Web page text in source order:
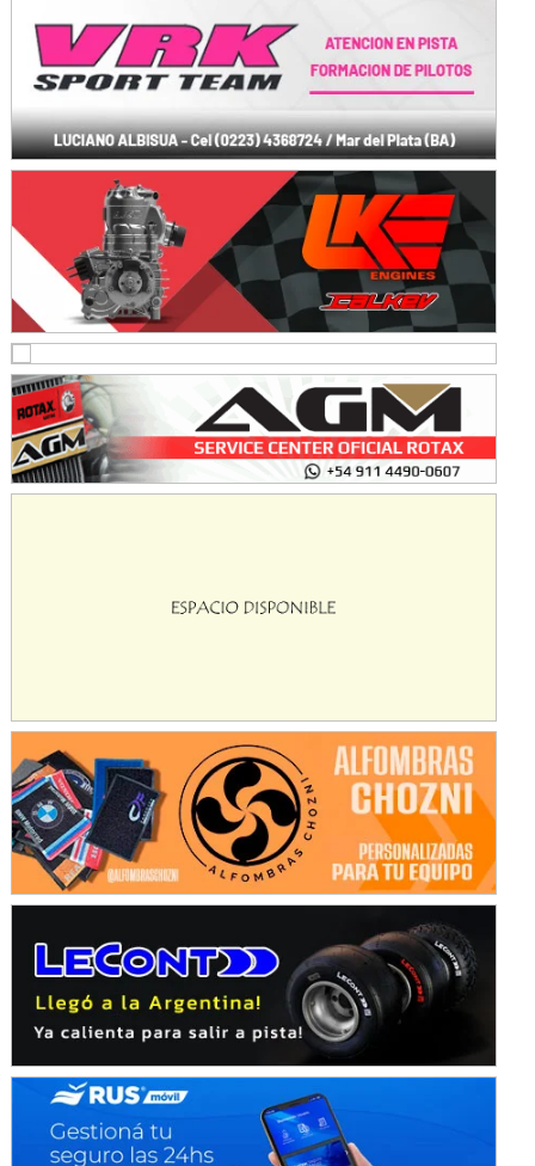
Ramiro Tot (Asfalto)
Baradero (Buenos Aires)
KDO - F6
Ciudad de Trenque Lauquen (Asfalto)
Trenque Lauquen (Buenos Aires)
ENTRERRIANO - F6 (POSTERGADA)
Parque de la Velocidad (Asfalto)
Villaguay (Entre Ríos)
VICTORIENSE - F7
El Cerro (Tierra)
Victoria (Entre Ríos)
PATAGONICO - F6
Moto Club Reginense (Tierra)
Gral. E. Godoy (Río Negro)
CSK - F7
Juventud Unida (Tierra)
Humboldt (Santa Fe)
TUCUMANO - F5
Juan Navarro (Asfalto)
El Timbó (Tucumán)